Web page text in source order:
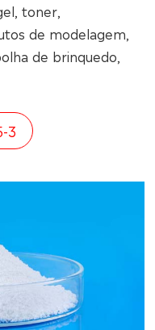
toner,
de modelagem,
de brinquedo,
3